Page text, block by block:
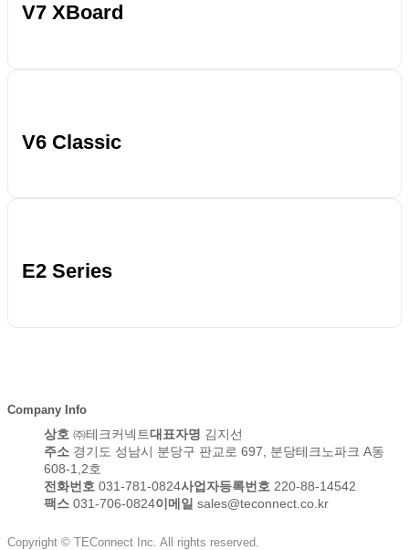
V7 XBoard
V6 Classic
E2 Series
Company Info
상호 ㈜테크커넥트대표자명 김지선
주소 경기도 성남시 분당구 판교로 697, 분당테크노파크 A동
608-1,2호
전화번호 031-781-0824사업자등록번호 220-88-14542
팩스 031-706-0824이메일 sales@teconnect.co.kr
Copyright © TEConnect Inc. All rights reserved.